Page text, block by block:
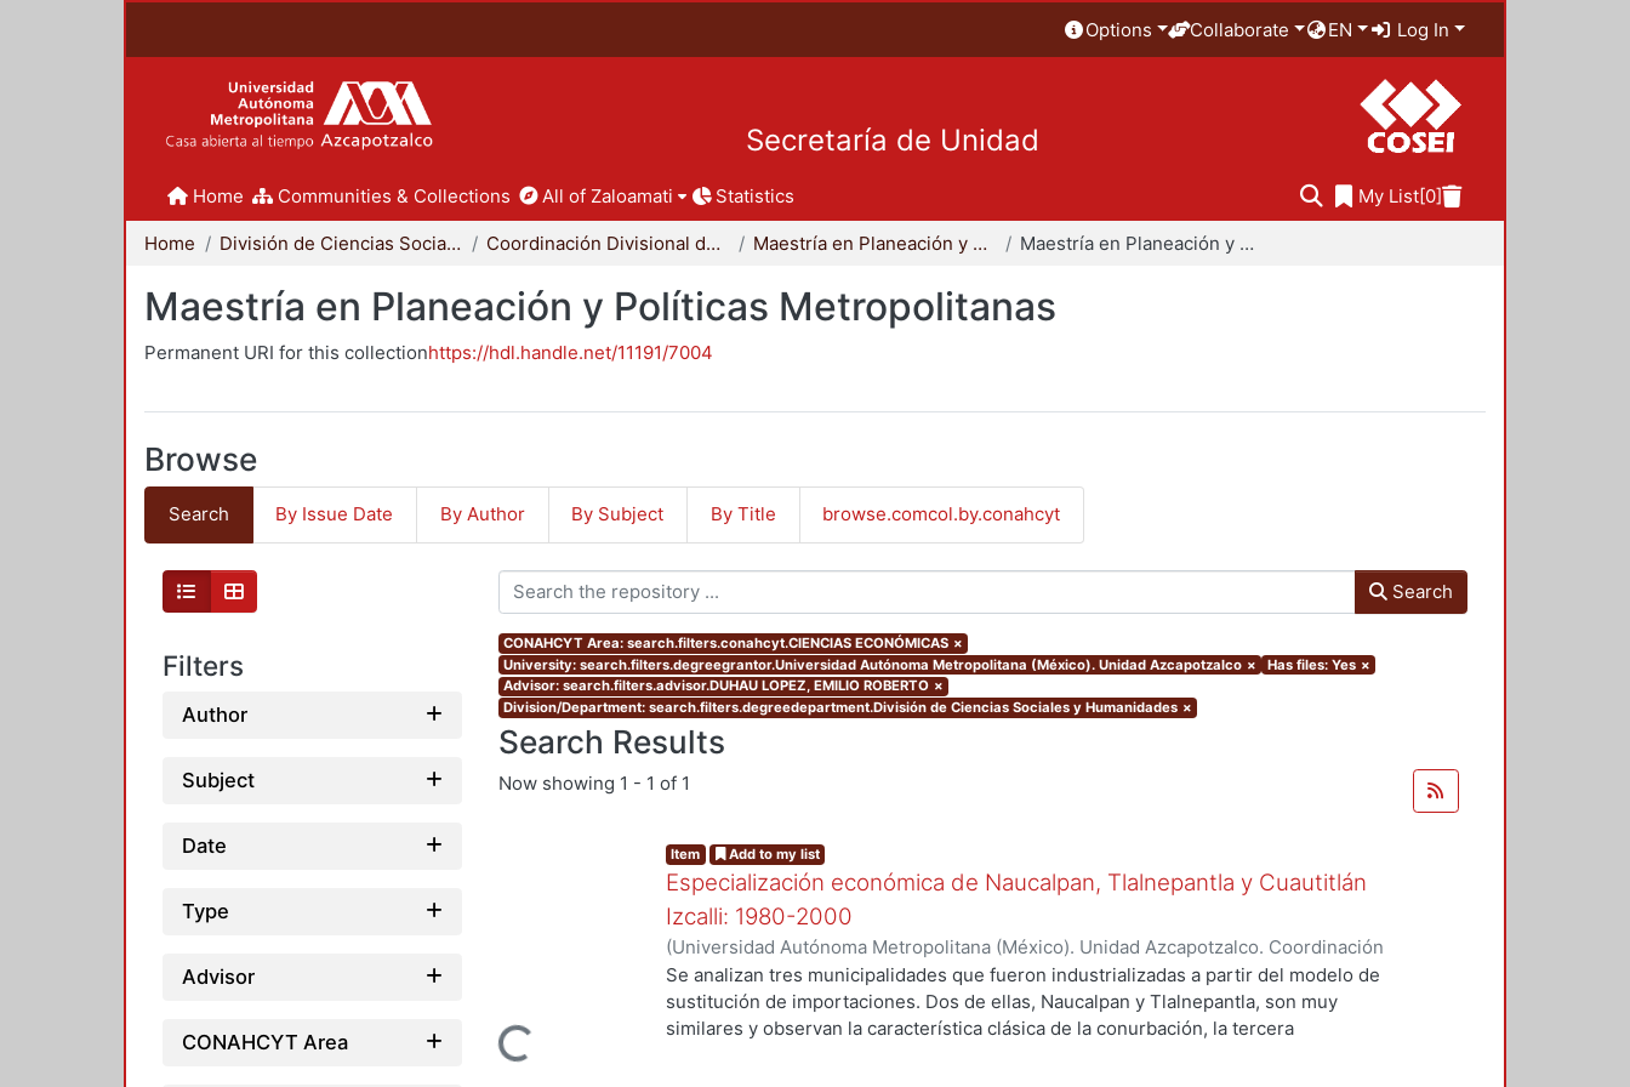
Options Collaborate EN Log In
Secretaría de Unidad
Home Communities & Collections All of Zaloamati Statistics My List[0]
Home División de Ciencias Sociales y Humanidades Coordinación Divisional de Posgrado Maestría en Planeación y Políticas Metropolitanas Maestría en Planeación y Políticas Metropolitanas
Maestría en Planeación y Políticas Metropolitanas
Permanent URI for this collectionhttps://hdl.handle.net/11191/7004
Browse
Search By Issue Date By Author By Subject By Title browse.comcol.by.conahcyt
Filters
Author
Subject
Date
Type
Advisor
CONAHCYT Area
Search
CONAHCYT Area: search.filters.conahcyt.CIENCIAS ECONÓMICAS ×
University: search.filters.degreegrantor.Universidad Autónoma Metropolitana (México). Unidad Azcapotzalco × Has files: Yes ×
Advisor: search.filters.advisor.DUHAU LOPEZ, EMILIO ROBERTO ×
Division/Department: search.filters.degreedepartment.División de Ciencias Sociales y Humanidades ×
Search Results
Now showing 1 - 1 of 1
Loading...
Item Add to my list
Especialización económica de Naucalpan, Tlalnepantla y Cuautitlán
Izcalli: 1980-2000
(Universidad Autónoma Metropolitana (México). Unidad Azcapotzalco. Coordinación
de Servicios de Información.,2003-03)Venancio Castillo, Hugo
Se analizan tres municipalidades que fueron industrializadas a partir del modelo de
sustitución de importaciones. Dos de ellas, Naucalpan y Tlalnepantla, son muy
similares y observan la característica clásica de la conurbación, la tercera